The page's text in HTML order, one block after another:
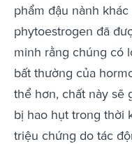
phẩm đậu nành
phytoestrogen đã
minh rằng chúng có
bất thường của
thể hơn, chất này sẽ
bị hao hụt trong thời
triệu chứng do tác